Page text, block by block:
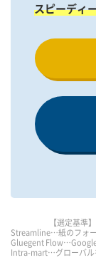
スピーディ
【選定基準
Streamline…紙のフォ
Gluegent
Intra-mart…グローバル